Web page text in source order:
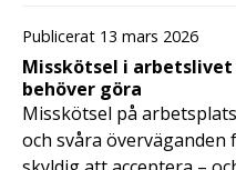
Publicerat 13 mars 2026
Misskötsel i arbetslivet
behöver göra
Misskötsel på
och svåra överväganden